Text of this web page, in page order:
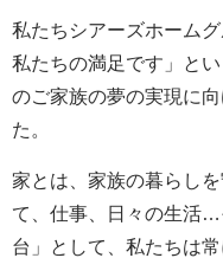
私たちシアーズホーム
私たちの満足です」と
のご家族の夢の実現に
た。
家とは、家族の暮らし
て、仕事、日々の生活
台」として、私たちは